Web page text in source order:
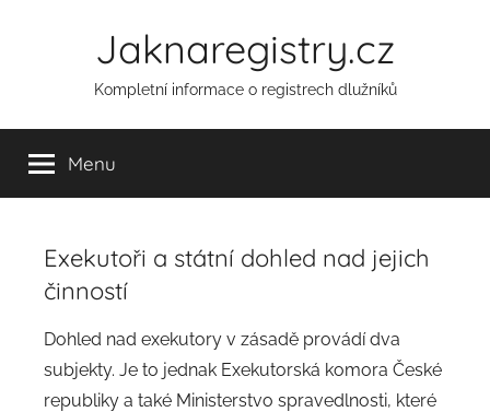
Jaknaregistry.cz
Kompletní informace o registrech dlužníků
Menu
Exekutoři a státní dohled nad jejich
činností
A
Dohled nad exekutory v zásadě provádí dva
subjekty. Je to jednak Exekutorská komora České
republiky a také Ministerstvo spravedlnosti, které